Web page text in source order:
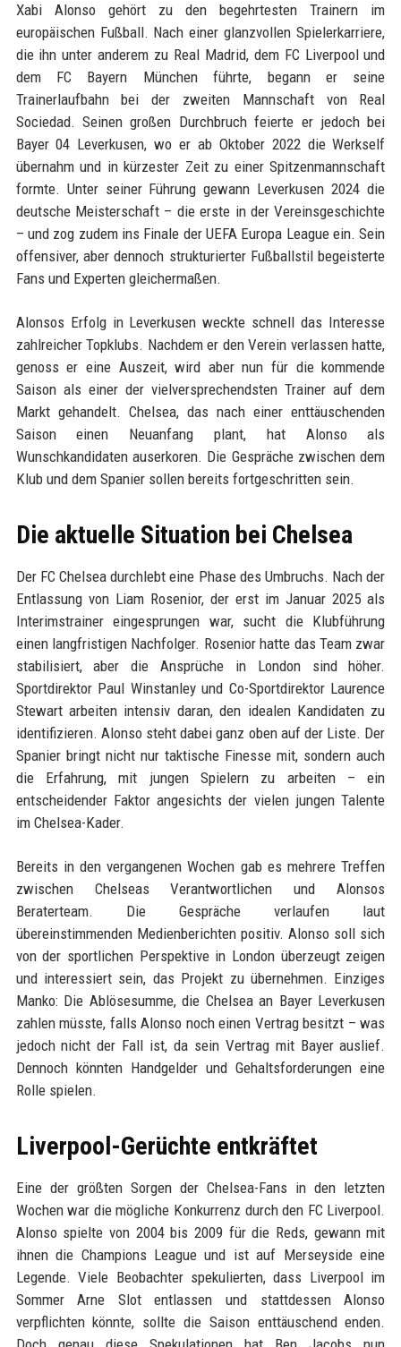
Xabi Alonso gehört zu den begehrtesten Trainern im
europäischen Fußball. Nach einer glanzvollen Spielerkarriere,
die ihn unter anderem zu Real Madrid, dem FC Liverpool und
dem FC Bayern München führte, begann er seine
Trainerlaufbahn bei der zweiten Mannschaft von Real
Sociedad. Seinen großen Durchbruch feierte er jedoch bei
Bayer 04 Leverkusen, wo er ab Oktober 2022 die Werkself
übernahm und in kürzester Zeit zu einer Spitzenmannschaft
formte. Unter seiner Führung gewann Leverkusen 2024 die
deutsche Meisterschaft – die erste in der Vereinsgeschichte
– und zog zudem ins Finale der UEFA Europa League ein. Sein
offensiver, aber dennoch strukturierter Fußballstil begeisterte
Fans und Experten gleichermaßen.
Alonsos Erfolg in Leverkusen weckte schnell das Interesse
zahlreicher Topklubs. Nachdem er den Verein verlassen hatte,
genoss er eine Auszeit, wird aber nun für die kommende
Saison als einer der vielversprechendsten Trainer auf dem
Markt gehandelt. Chelsea, das nach einer enttäuschenden
Saison einen Neuanfang plant, hat Alonso als
Wunschkandidaten auserkoren. Die Gespräche zwischen dem
Klub und dem Spanier sollen bereits fortgeschritten sein.
Die aktuelle Situation bei Chelsea
Der FC Chelsea durchlebt eine Phase des Umbruchs. Nach der
Entlassung von Liam Rosenior, der erst im Januar 2025 als
Interimstrainer eingesprungen war, sucht die Klubführung
einen langfristigen Nachfolger. Rosenior hatte das Team zwar
stabilisiert, aber die Ansprüche in London sind höher.
Sportdirektor Paul Winstanley und Co-Sportdirektor Laurence
Stewart arbeiten intensiv daran, den idealen Kandidaten zu
identifizieren. Alonso steht dabei ganz oben auf der Liste. Der
Spanier bringt nicht nur taktische Finesse mit, sondern auch
die Erfahrung, mit jungen Spielern zu arbeiten – ein
entscheidender Faktor angesichts der vielen jungen Talente
im Chelsea-Kader.
Bereits in den vergangenen Wochen gab es mehrere Treffen
zwischen Chelseas Verantwortlichen und Alonsos
Beraterteam. Die Gespräche verlaufen laut
übereinstimmenden Medienberichten positiv. Alonso soll sich
von der sportlichen Perspektive in London überzeugt zeigen
und interessiert sein, das Projekt zu übernehmen. Einziges
Manko: Die Ablösesumme, die Chelsea an Bayer Leverkusen
zahlen müsste, falls Alonso noch einen Vertrag besitzt – was
jedoch nicht der Fall ist, da sein Vertrag mit Bayer auslief.
Dennoch könnten Handgelder und Gehaltsforderungen eine
Rolle spielen.
Liverpool-Gerüchte entkräftet
Eine der größten Sorgen der Chelsea-Fans in den letzten
Wochen war die mögliche Konkurrenz durch den FC Liverpool.
Alonso spielte von 2004 bis 2009 für die Reds, gewann mit
ihnen die Champions League und ist auf Merseyside eine
Legende. Viele Beobachter spekulierten, dass Liverpool im
Sommer Arne Slot entlassen und stattdessen Alonso
verpflichten könnte, sollte die Saison enttäuschend enden.